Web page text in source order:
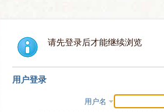
请先登录后才能继续浏览
用户登录
用户名